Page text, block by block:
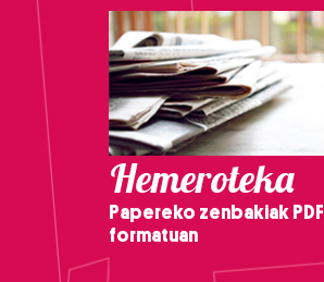
Hemeroteka
Papereko zenbakiak PDF
formatuan